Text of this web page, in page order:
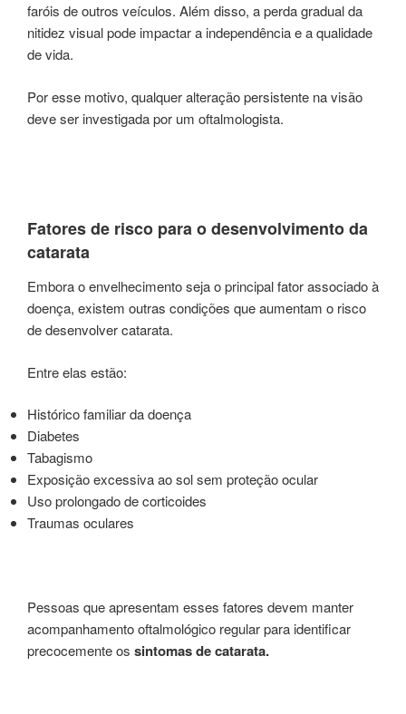
faróis de outros veículos. Além disso, a perda gradual da
nitidez visual pode impactar a independência e a qualidade
de vida.
Por esse motivo, qualquer alteração persistente na visão
deve ser investigada por um oftalmologista.
Fatores de risco para o desenvolvimento da
catarata
Embora o envelhecimento seja o principal fator associado à
doença, existem outras condições que aumentam o risco
de desenvolver catarata.
Entre elas estão:
Histórico familiar da doença
Diabetes
Tabagismo
Exposição excessiva ao sol sem proteção ocular
Uso prolongado de corticoides
Traumas oculares
Pessoas que apresentam esses fatores devem manter
acompanhamento oftalmológico regular para identificar
precocemente os sintomas de catarata.